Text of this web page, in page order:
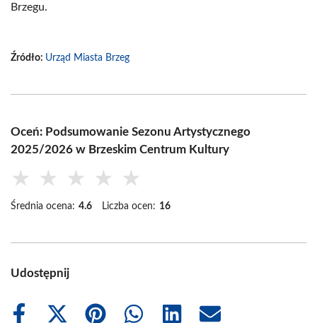
Brzegu.
Źródło: Urząd Miasta Brzeg
Oceń: Podsumowanie Sezonu Artystycznego
2025/2026 w Brzeskim Centrum Kultury
★ ★ ★ ★ ★
Średnia ocena: 4.6 Liczba ocen: 16
Udostępnij
Share
Share
Share
Share
Share
Share